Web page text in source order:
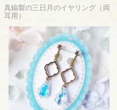
真鍮製の三日月のイヤリング（両
耳用）